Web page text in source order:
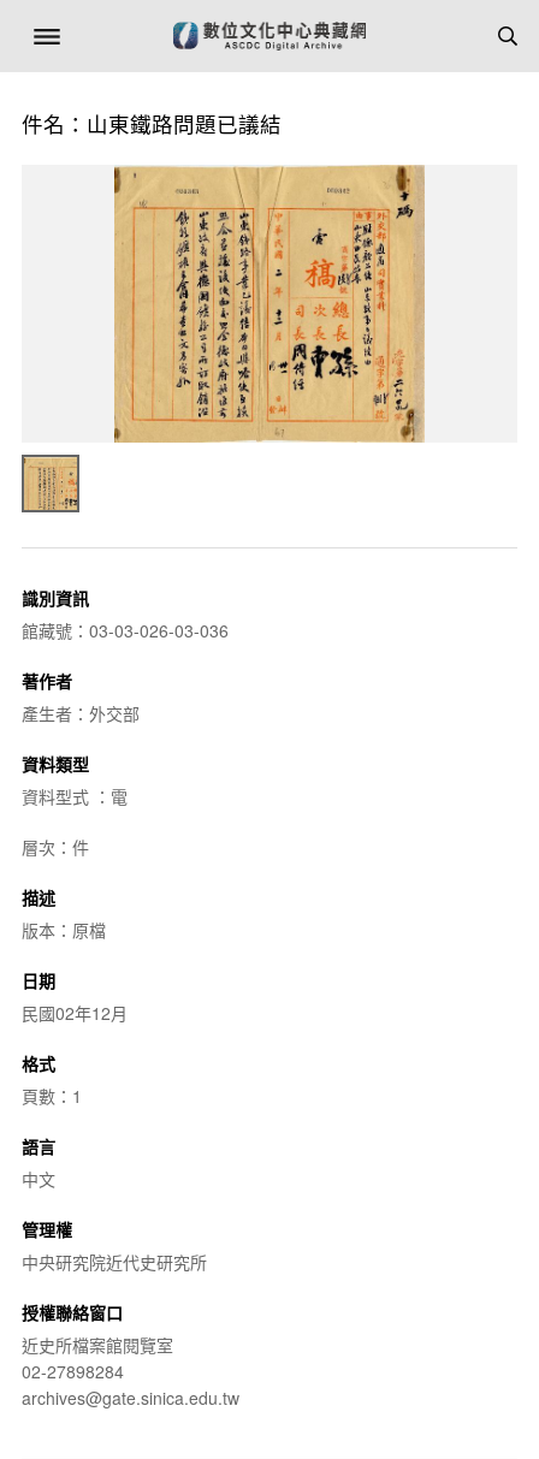
件名：山東鐵路問題已議結
識別資訊
館藏號：03-03-026-03-036
著作者
產生者：外交部
資料類型
資料型式 ：電
層次：件
描述
版本：原檔
日期
民國02年12月
格式
頁數：1
語言
中文
管理權
中央研究院近代史研究所
授權聯絡窗口
近史所檔案館閱覽室
02-27898284
archives@gate.sinica.edu.tw